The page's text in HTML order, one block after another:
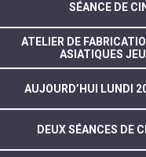
SÉANCE DE
ATELIER DE
ASIATIQUES
AUJOURD’HUI LUNDI
DEUX SÉANCES DE